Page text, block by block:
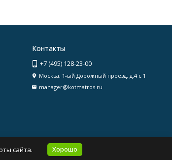
Контакты
+7 (495) 128-23-00
Москва, 1-ый Дорожный проезд, д.4 с 1
manager@kotmatros.ru
сайта. Хорошо